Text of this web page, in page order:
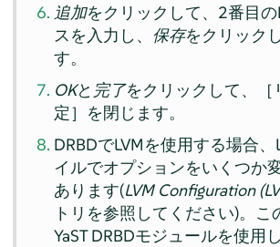
追加をクリックして、2番目
スを入力し、 保存をクリック
す。
OKと 完了をクリックして、［
定］を閉じます。
DRBDでLVMを使用する場合、
イルでオプションをいくつか
あります(LVM Configuration
トリを参照してください)。こ
YaST DRBDモジュールを使用